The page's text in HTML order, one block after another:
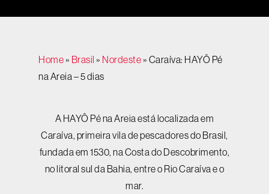
Home» Brasil » Nordeste» Caraíva: HAYÔ Pé
na Areia – 5 dias
A HAYÔ Pé na Areia está localizada em
Caraíva, primeira vila de pescadores do Brasil,
fundada em 1530, na Costa do Descobrimento,
no litoral sul da Bahia, entre o Rio Caraíva e o
mar.